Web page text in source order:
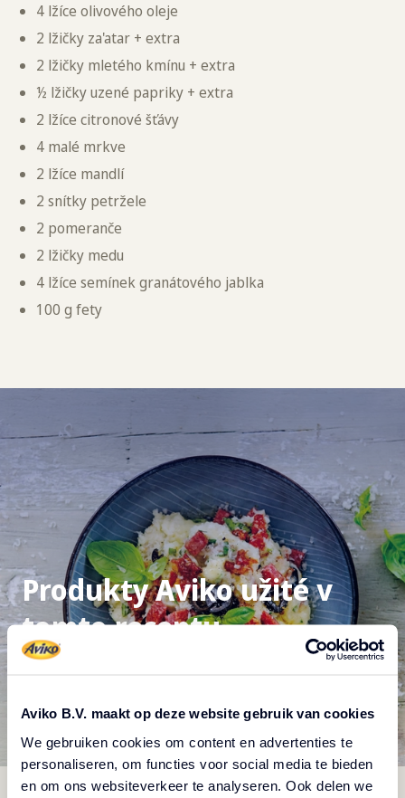
Aviko B.V. maakt op deze website gebruik van cookies
We gebruiken cookies om content en advertenties te
personaliseren, om functies voor social media te bieden
en om ons websiteverkeer te analyseren. Ook delen we
4 lžíce olivového oleje
2 lžičky za'atar + extra
2 lžičky mletého kmínu + extra
½ lžičky uzené papriky + extra
2 lžíce citronové šťávy
4 malé mrkve
2 lžíce mandlí
2 snítky petržele
2 pomeranče
2 lžičky medu
4 lžíce semínek granátového jablka
100 g fety
Produkty Aviko užité v
tomto receptu